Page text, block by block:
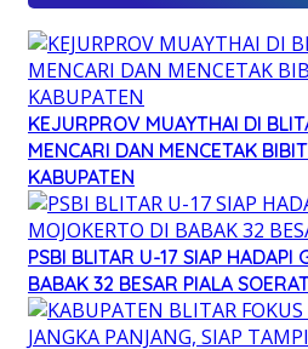
KEJURPROV MUAYTHAI DI
MENCARI DAN MENCETAK
KABUPATEN
PSBI BLITAR U-17 SIAP HADAPI
BABAK 32 BESAR PIALA